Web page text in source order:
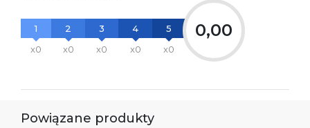
1
x0
2
x0
3
x0
4
x0
5
x0
0,00
Powiązane produkty